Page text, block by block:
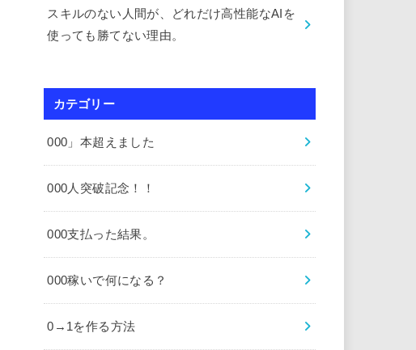
スキルのない人間が、どれだけ高性能なAIを
使っても勝てない理由。
カテゴリー
000」本超えました
000人突破記念！！
000支払った結果。
000稼いで何になる？
0→1を作る方法